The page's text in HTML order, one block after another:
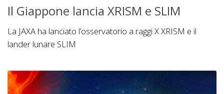
Il Giappone lancia XRISM e SLIM
La JAXA ha lanciato l’osservatorio a raggi X XRISM e il
lander lunare SLIM